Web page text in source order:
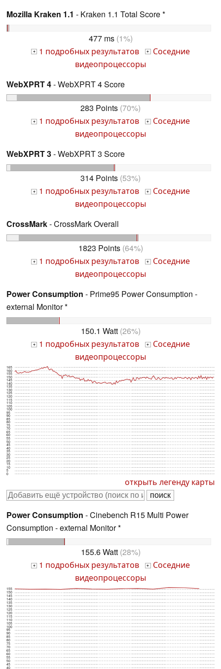
Mozilla Kraken 1.1 - Kraken 1.1 Total Score *
477 ms(1%)
+ 1 подробных результатов + Соседние
видеопроцессоры
WebXPRT 4- WebXPRT 4 Score
283 Points (70%)
+ 1 подробных результатов + Соседние
видеопроцессоры
WebXPRT 3- WebXPRT 3 Score
314 Points (53%)
+ 1 подробных результатов + Соседние
видеопроцессоры
CrossMark- CrossMark Overall
1823 Points(64%)
+ 1 подробных результатов + Соседние
видеопроцессоры
Power Consumption - Prime95 Power Consumption -
external Monitor *
150.1 Watt(26%)
+ 1 подробных результатов + Соседние
видеопроцессоры
0
5
10
15
20
25
30
35
40
45
50
55
60
65
70
75
80
85
90
95
100
105
110
115
120
125
130
135
140
145
150
155
160
165
открыть легенду карты
Power Consumption - Cinebench R15 Multi Power
Consumption - external Monitor *
155.6 Watt(28%)
+ 1 подробных результатов + Соседние
видеопроцессоры
40
45
50
55
60
65
70
75
80
85
90
95
100
105
110
115
120
125
130
135
140
145
150
155